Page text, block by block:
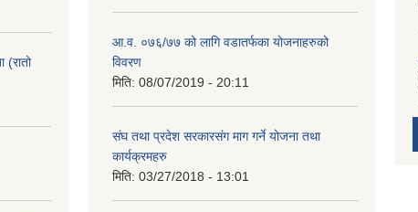
(रातो
आ.व. ०७६/७७ को लागि वडातर्फका योजनाहरुको
विवरण
मिति: 08/07/2019 - 20:11
संघ तथा प्रदेश सरकारसंग माग गर्ने योजना तथा
कार्यक्रमहरु
मिति: 03/27/2018 - 13:01